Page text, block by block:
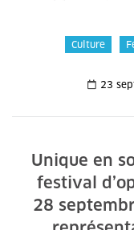
Culture
23
Unique en
festival
28